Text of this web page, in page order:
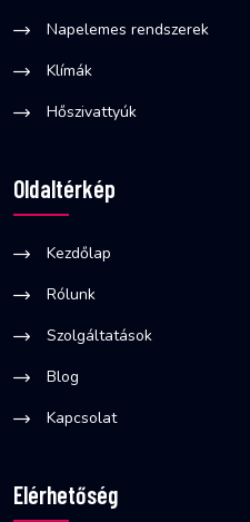
Napelemes rendszerek
Klímák
Hőszivattyúk
Oldaltérkép
Kezdőlap
Rólunk
Szolgáltatások
Blog
Kapcsolat
Elérhetőség